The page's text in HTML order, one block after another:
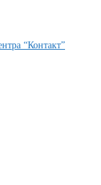
“Контакт”